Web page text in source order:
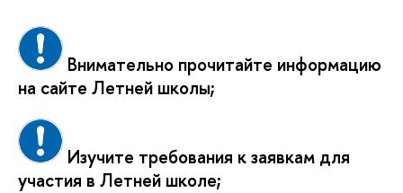
Внимательно прочитайте информацию
на сайте Летней школы;
Изучите требования к заявкам для
участия в Летней школе;